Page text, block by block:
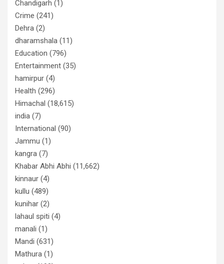
Chandigarh (1)
Crime (241)
Dehra (2)
dharamshala (11)
Education (796)
Entertainment (35)
hamirpur (4)
Health (296)
Himachal (18,615)
india (7)
International (90)
Jammu (1)
kangra (7)
Khabar Abhi Abhi (11,662)
kinnaur (4)
kullu (489)
kunihar (2)
lahaul spiti (4)
manali (1)
Mandi (631)
Mathura (1)